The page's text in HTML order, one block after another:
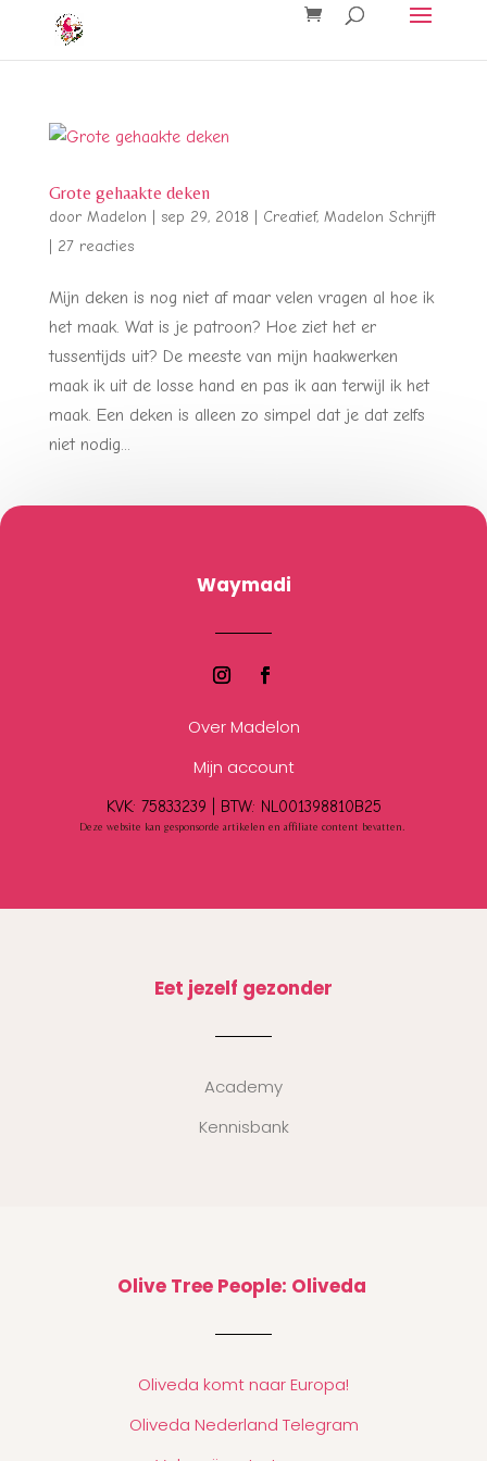
Grote gehaakte deken
door Madelon sep 29, 2018 Creatief, Madelon Schrijft
27 reacties
Mijn deken is nog niet af maar velen vragen al hoe ik
het maak. Wat is je patroon? Hoe ziet het er
tussentijds uit? De meeste van mijn haakwerken
maak ik uit de losse hand en pas ik aan terwijl ik het
maak. Een deken is alleen zo simpel dat je dat zelfs
niet nodig...
Waymadi
Over Madelon
Mijn account
KVK: 75833239 | BTW: NL001398810B25
Deze website kan gesponsorde artikelen en affiliate content bevatten.
Eet jezelf gezonder
Academy
Kennisbank
Olive Tree People: Oliveda
Oliveda komt naar Europa!
Oliveda Nederland Telegram